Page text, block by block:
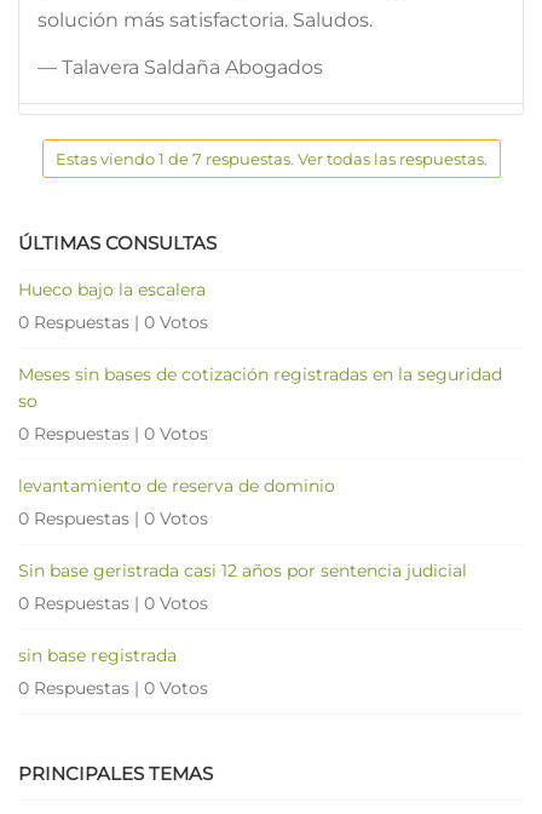
solución más satisfactoria. Saludos.
— Talavera Saldaña Abogados
Estas viendo 1 de 7 respuestas. Ver todas las respuestas.
ÚLTIMAS CONSULTAS
Hueco bajo la escalera
0 Respuestas | 0 Votos
Meses sin bases de cotización registradas en la seguridad
so
0 Respuestas | 0 Votos
levantamiento de reserva de dominio
0 Respuestas | 0 Votos
Sin base geristrada casi 12 años por sentencia judicial
0 Respuestas | 0 Votos
sin base registrada
0 Respuestas | 0 Votos
PRINCIPALES TEMAS